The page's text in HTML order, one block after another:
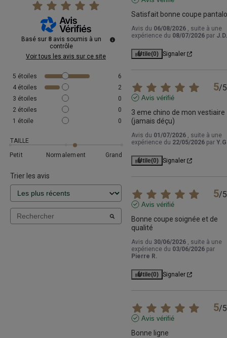
Basé sur 8 avis soumis à un
contrôle
Voir tous les avis sur ce site
5 étoiles
6
4 étoiles
2
3 étoiles
0
2 étoiles
0
1 étoile 0
TAILLE
Petit
Normalement Grand
Trier les avis
Satisfait bonne coupe
Avis du 06/08/2026 , suite à une
expérience du 08/07/2026 par J.D.
Utile(0) Signaler
5/5
Avis vérifié
3 eme chino de mon vestiaire
(jamais déçu)
Avis du 01/07/2026 , suite à une
expérience du 22/05/2026 par
Utile(0) Signaler
5/5
Avis vérifié
Bonne coupe soignée et de
qualité
Avis du 30/06/2026 , suite à une
expérience du 03/06/2026 par
Pierre R.
Utile(0) Signaler
5/5
Avis vérifié
Bonne ligne